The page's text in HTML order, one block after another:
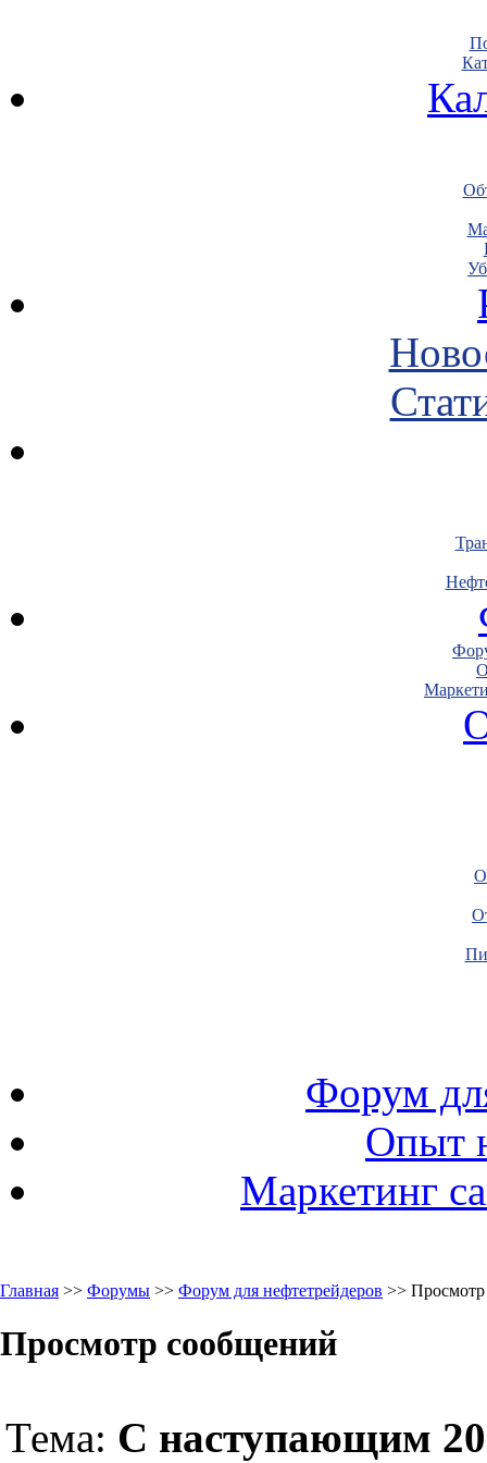
Форум
Опыт
Маркетинг
Главная >> Форумы >> Форум для нефтетрейдеров >>
Просмотр сообщений
Тема: С наступающим